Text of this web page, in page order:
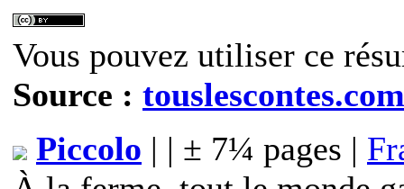
Vous pouvez utiliser ce
Source : touslescontes.com
Piccolo | | ± 7¼ pages |